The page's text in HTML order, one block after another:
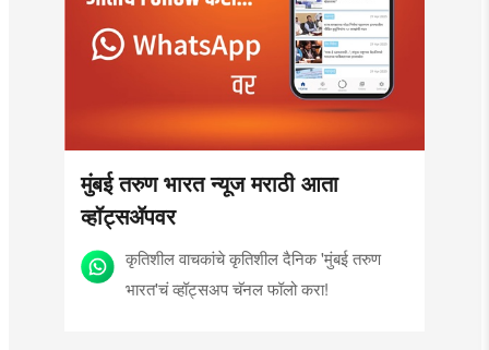
मुंबई तरुण भारत न्यूज मराठी आता
व्हॉट्सॲपवर
कृतिशील वाचकांचे कृतिशील दैनिक 'मुंबई तरुण
भारत'चं व्हॉट्सअप चॅनल फॉलो करा!